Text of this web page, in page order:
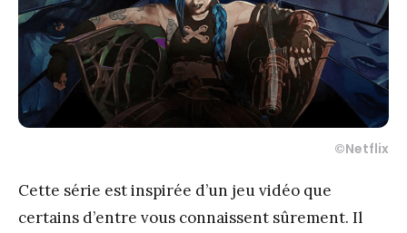
©Netflix
Cette série est inspirée d’un jeu vidéo que
certains d’entre vous connaissent sûrement. Il